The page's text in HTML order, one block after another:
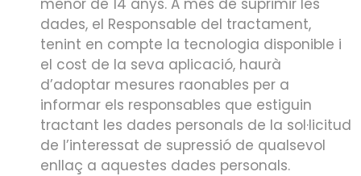
dades, el Responsable del tractament,
tenint en compte la tecnologia disponible i
el cost de la seva aplicació, haurà
d’adoptar mesures raonables per a
informar els responsables que estiguin
tractant les dades personals de la sol·licitud
de l’interessat de supressió de qualsevol
enllaç a aquestes dades personals.